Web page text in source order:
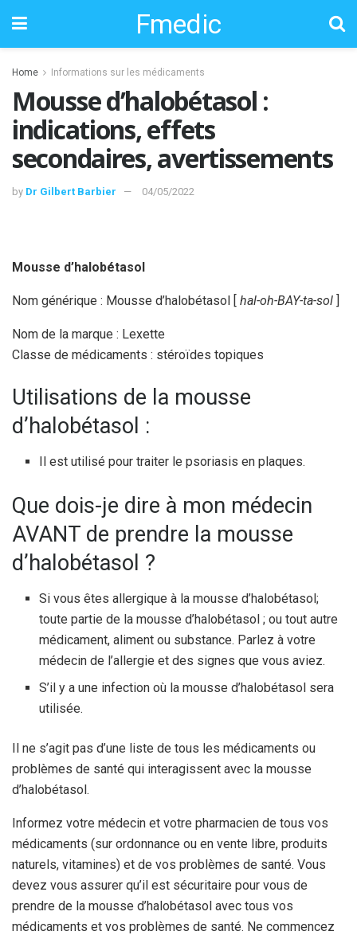
Fmedic
Home Informations sur les médicaments
Mousse d’halobétasol :
indications, effets
secondaires, avertissements
by Dr Gilbert Barbier 04/05/2022
Mousse d’halobétasol
Nom générique : Mousse d’halobétasol [ hal-oh-BAY-ta-sol ]
Nom de la marque : Lexette
Classe de médicaments : stéroïdes topiques
Utilisations de la mousse
d’halobétasol :
Il est utilisé pour traiter le psoriasis en plaques.
Que dois-je dire à mon médecin
AVANT de prendre la mousse
d’halobétasol ?
Si vous êtes allergique à la mousse d’halobétasol;
toute partie de la mousse d’halobétasol ; ou tout autre
médicament, aliment ou substance. Parlez à votre
médecin de l’allergie et des signes que vous aviez.
S’il y a une infection où la mousse d’halobétasol sera
utilisée.
Il ne s’agit pas d’une liste de tous les médicaments ou
problèmes de santé qui interagissent avec la mousse
d’halobétasol.
Informez votre médecin et votre pharmacien de tous vos
médicaments (sur ordonnance ou en vente libre, produits
naturels, vitamines) et de vos problèmes de santé. Vous
devez vous assurer qu’il est sécuritaire pour vous de
prendre de la mousse d’halobétasol avec tous vos
médicaments et vos problèmes de santé. Ne commencez